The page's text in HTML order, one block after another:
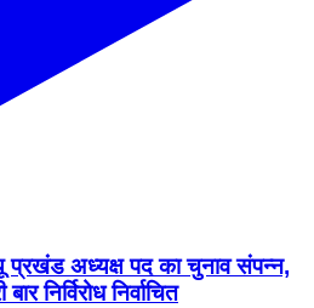
प्रखंड अध्यक्ष पद का चुनाव संपन्न,
निर्विरोध निर्वाचित